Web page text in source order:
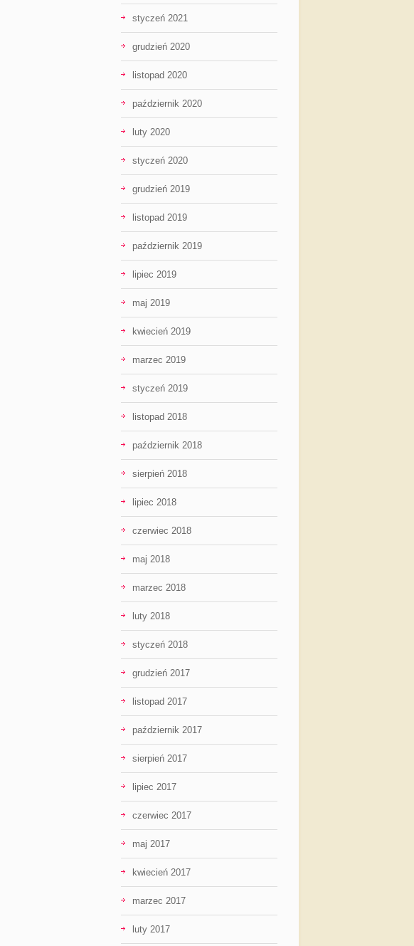
styczeń 2021
grudzień 2020
listopad 2020
październik 2020
luty 2020
styczeń 2020
grudzień 2019
listopad 2019
październik 2019
lipiec 2019
maj 2019
kwiecień 2019
marzec 2019
styczeń 2019
listopad 2018
październik 2018
sierpień 2018
lipiec 2018
czerwiec 2018
maj 2018
marzec 2018
luty 2018
styczeń 2018
grudzień 2017
listopad 2017
październik 2017
sierpień 2017
lipiec 2017
czerwiec 2017
maj 2017
kwiecień 2017
marzec 2017
luty 2017